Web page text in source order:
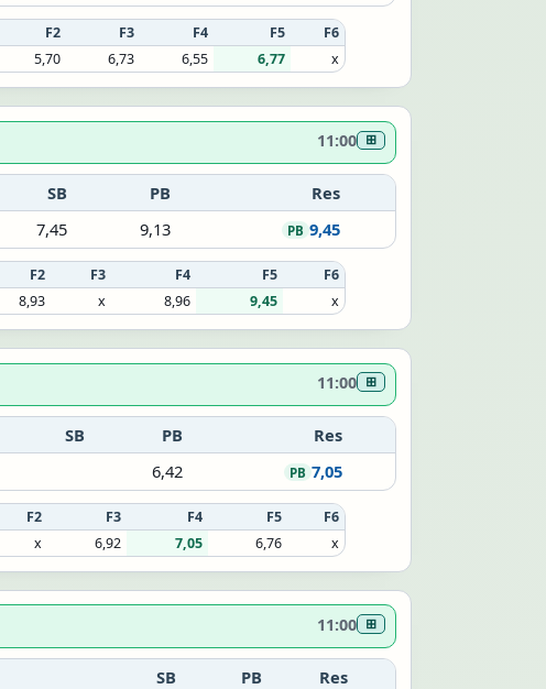
F2 F3 F4 F5
F6
5,70 6,73 6,55 6,77 x
11:00 ⊞
SB PB
Res
7,45 9,13 9,45
PB
F2 F3 F4 F5
F6
8,93 x 8,96 9,45 x
11:00 ⊞
SB PB
Res
6,42 7,05
PB
F2 F3 F4 F5
F6
x 6,92 7,05 6,76 x
11:00 ⊞
SB PB
Res